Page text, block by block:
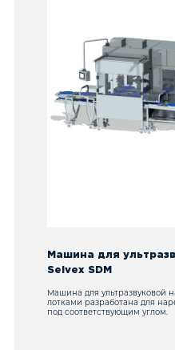
Машина для
Selvex SDM
Машина для ультразвуковой
лотками разработана для
под соответствующим углом.